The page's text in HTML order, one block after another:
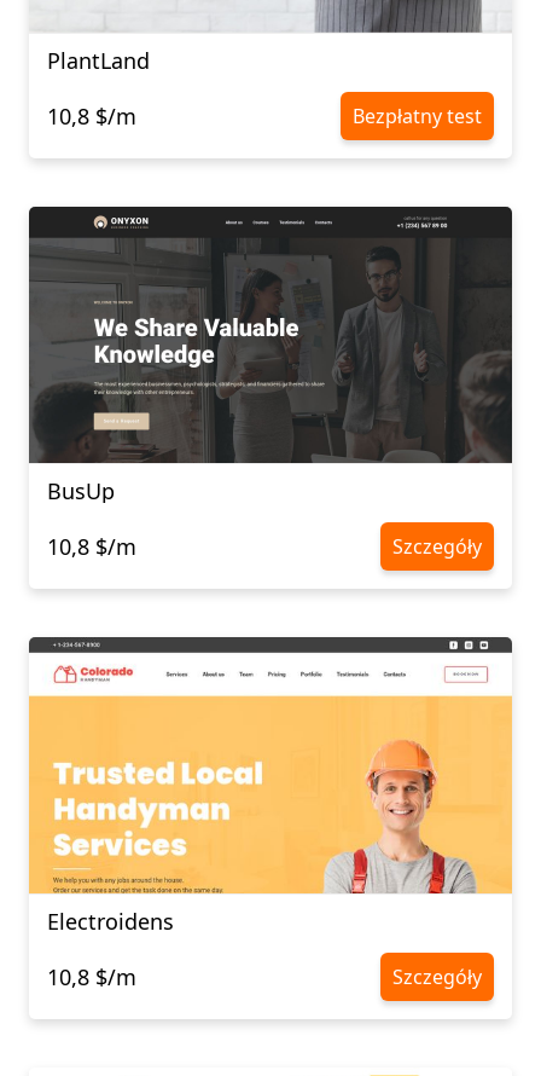
PlantLand
10,8 $/m
Bezpłatny test
BusUp
10,8 $/m
Szczegóły
Electroidens
10,8 $/m
Szczegóły